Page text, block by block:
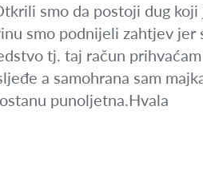
smo da postoji dug
smo podnijeli zahtjev jer
tj. taj račun
a samohrana sam
punoljetna.Hvala